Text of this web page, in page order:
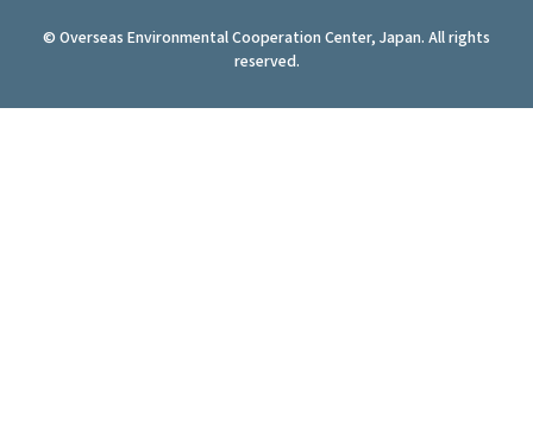
© Overseas Environmental Cooperation Center, Japan. All rights
reserved.